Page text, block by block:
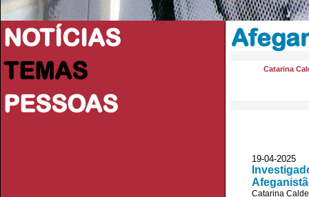
NOTÍCIAS
TEMAS
PESSOAS
Catarina
19-04-2025
Catarina